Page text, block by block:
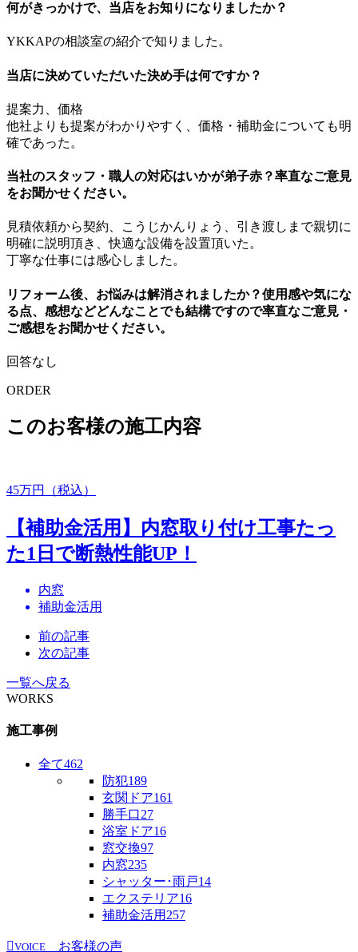
何がきっかけで、当店をお知りになりましたか？
YKKAPの相談室の紹介で知りました。
当店に決めていただいた決め手は何ですか？
提案力、価格
他社よりも提案がわかりやすく、価格・補助金についても明
確であった。
当社のスタッフ・職人の対応はいかが弟子赤？率直なご意見
をお聞かせください。
見積依頼から契約、こうじかんりょう、引き渡しまで親切に
明確に説明頂き、快適な設備を設置頂いた。
丁寧な仕事には感心しました。
リフォーム後、お悩みは解消されましたか？使用感や気にな
る点、感想などどんなことでも結構ですので率直なご意見・
ご感想をお聞かせください。
回答なし
ORDER
このお客様の施工内容
45万円（税込）
【補助金活用】内窓取り付け工事たっ
た1日で断熱性能UP！
内窓
補助金活用
前の記事
次の記事
一覧へ戻る
WORKS
施工事例
全て462
防犯189
玄関ドア161
勝手口27
浴室ドア16
窓交換97
内窓235
シャッター･雨戸14
エクステリア16
補助金活用 257
VOICE お客様の声